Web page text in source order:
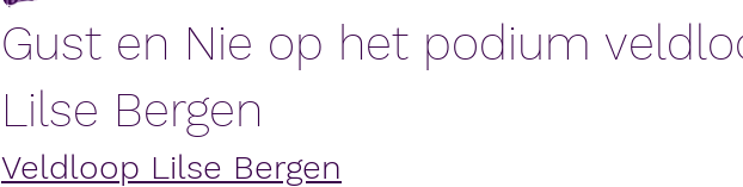
Gust en Nie op het podium
Lilse Bergen
Veldloop Lilse Bergen